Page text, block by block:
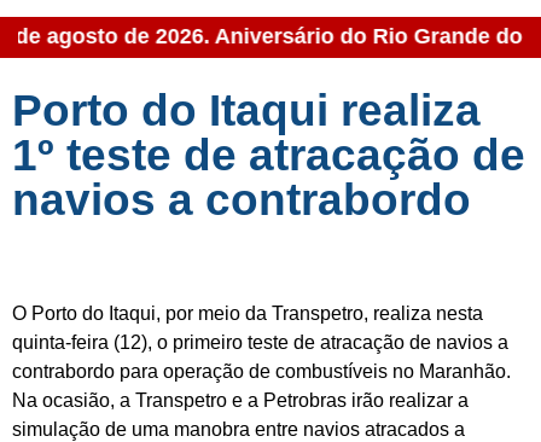
agosto de 2026. Aniversário do Rio Grande do
Porto do Itaqui realiza
1º teste de atracação de
navios a contrabordo
O Porto do Itaqui, por meio da Transpetro, realiza nesta
quinta-feira (12), o primeiro teste de atracação de navios a
contrabordo para operação de combustíveis no Maranhão.
Na ocasião, a Transpetro e a Petrobras irão realizar a
simulação de uma manobra entre navios atracados a